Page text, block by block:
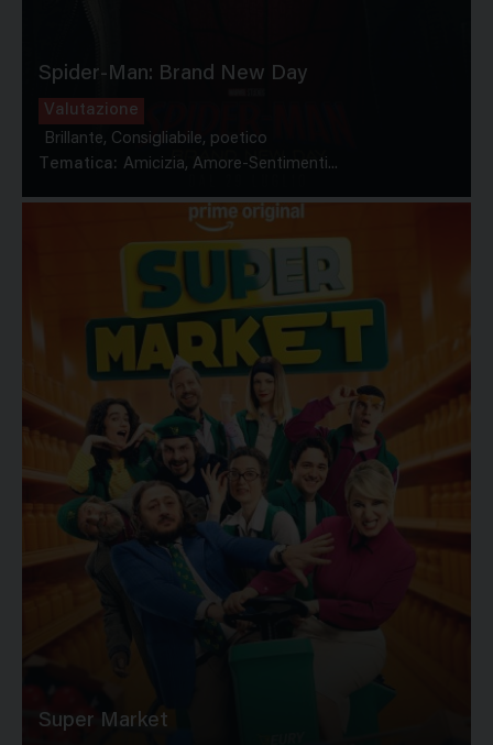
Spider-Man: Brand New Day
Valutazione
Brillante, Consigliabile, poetico
Tematica: Amicizia, Amore-Sentimenti...
Super Market